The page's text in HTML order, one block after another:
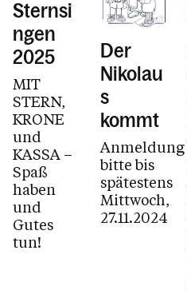
Kalender
Personen
Kontakt
Sternsi
ngen
2025
MIT
STERN,
KRONE
und
KASSA –
Spaß
haben
und
Gutes
tun!
Der
Nikolau
s
kommt
Anmeldung
bitte bis
spätestens
Mittwoch,
27.11.2024